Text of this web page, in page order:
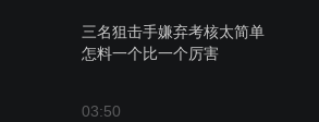
三名狙击手嫌弃考核太简单
怎料一个比一个厉害
03:50